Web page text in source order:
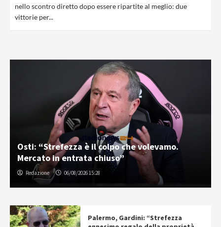
nello scontro diretto dopo essere ripartite al meglio: due
vittorie per...
Osti: “Strefezza è il colpo che volevamo.
Mercato in entrata chiuso”
Redazione 06/08/2026 15:28
Palermo, Gardini: “Strefezza